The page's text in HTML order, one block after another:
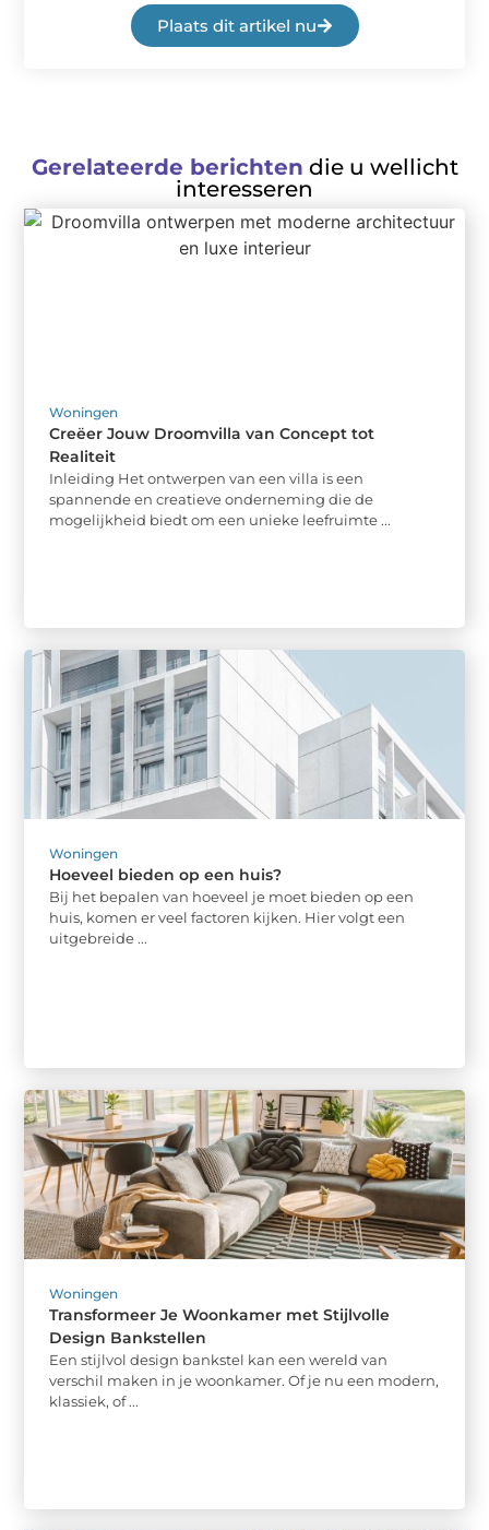
Plaats dit artikel nu
Gerelateerde berichten die u wellicht
interesseren
Woningen
Creëer Jouw Droomvilla van Concept tot
Realiteit
Inleiding Het ontwerpen van een villa is een
spannende en creatieve onderneming die de
mogelijkheid biedt om een unieke leefruimte ...
Woningen
Hoeveel bieden op een huis?
Bij het bepalen van hoeveel je moet bieden op een
huis, komen er veel factoren kijken. Hier volgt een
uitgebreide ...
Woningen
Transformeer Je Woonkamer met Stijlvolle
Design Bankstellen
Een stijlvol design bankstel kan een wereld van
verschil maken in je woonkamer. Of je nu een modern,
klassiek, of ...